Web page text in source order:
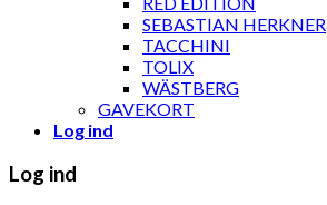
SEBASTIAN HERKNER
TACCHINI
TOLIX
WÄSTBERG
GAVEKORT
Log ind
Log ind